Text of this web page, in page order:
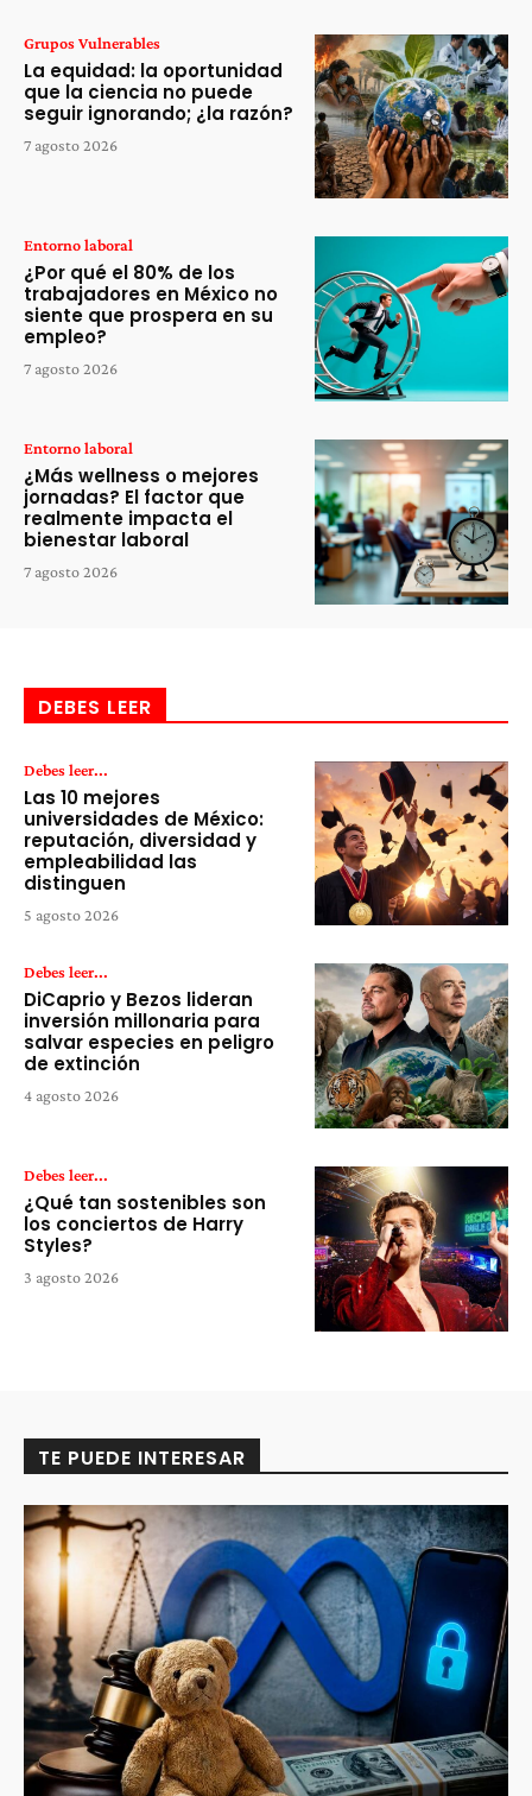
Grupos Vulnerables
La equidad: la oportunidad
que la ciencia no puede
seguir ignorando; ¿la razón?
7 agosto 2026
Entorno laboral
¿Por qué el 80% de los
trabajadores en México no
siente que prospera en su
empleo?
7 agosto 2026
Entorno laboral
¿Más wellness o mejores
jornadas? El factor que
realmente impacta el
bienestar laboral
7 agosto 2026
DEBES LEER
Debes leer...
Las 10 mejores
universidades de México:
reputación, diversidad y
empleabilidad las
distinguen
5 agosto 2026
Debes leer...
DiCaprio y Bezos lideran
inversión millonaria para
salvar especies en peligro
de extinción
4 agosto 2026
Debes leer...
¿Qué tan sostenibles son
los conciertos de Harry
Styles?
3 agosto 2026
TE PUEDE INTERESAR